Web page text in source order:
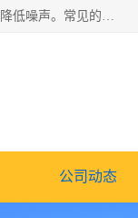
消音器主要用于降低机械设备或枪械等产生的噪声。它通过阻尼或增加排气面积来降低排气速度和功率，从而降低噪声。常见的消音器类型包括阻性消声器、抗性消声器、共振消声器以及阻抗复合式消声器等。这些消音器各有特点，适用于不同频率的噪声消除。
公司动态